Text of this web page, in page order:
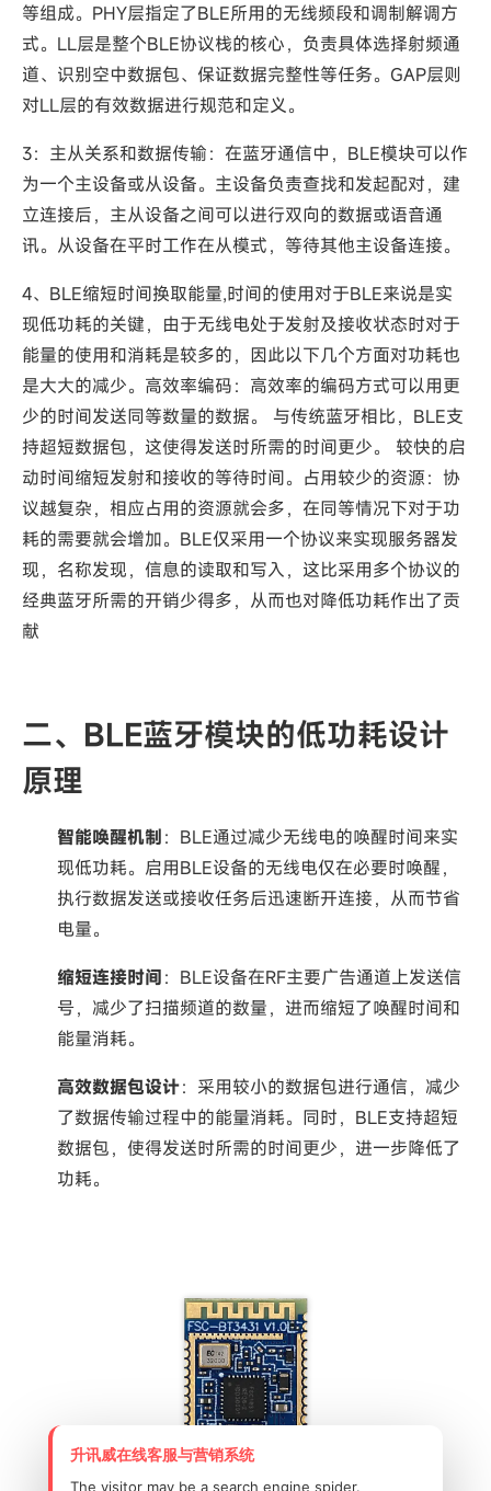
等组成。‌PHY层指定了BLE所用的无线频段和调制解调方
式。‌LL层是整个BLE协议栈的核心，‌负责具体选择射频通
道、‌识别空中数据包、‌保证数据完整性等任务。‌GAP层则
对LL层的有效数据进行规范和定义。‌
3：主从关系和数据传输：‌在蓝牙通信中，‌BLE模块可以作
为一个主设备或从设备。‌主设备负责查找和发起配对，‌建
立连接后，‌主从设备之间可以进行双向的数据或语音通
讯。‌从设备在平时工作在从模式，‌等待其他主设备连接。
4、BLE缩短时间换取能量,时间的使用对于BLE来说是实
现低功耗的关键，由于无线电处于发射及接收状态时对于
能量的使用和消耗是较多的，因此以下几个方面对功耗也
是大大的减少。高效率编码：高效率的编码方式可以用更
少的时间发送同等数量的数据。 与传统蓝牙相比，BLE支
持超短数据包，这使得发送时所需的时间更少。 较快的启
动时间缩短发射和接收的等待时间。占用较少的资源：协
议越复杂，相应占用的资源就会多，在同等情况下对于功
耗的需要就会增加。BLE仅采用一个协议来实现服务器发
现，名称发现，信息的读取和写入，这比采用多个协议的
经典蓝牙所需的开销少得多，从而也对降低功耗作出了贡
献‌
二、BLE蓝牙模块的低功耗设计
原理
智能唤醒机制：BLE通过减少无线电的唤醒时间来实
现低功耗。启用BLE设备的无线电仅在必要时唤醒，
执行数据发送或接收任务后迅速断开连接，从而节省
电量。
缩短连接时间：BLE设备在RF主要广告通道上发送信
号，减少了扫描频道的数量，进而缩短了唤醒时间和
能量消耗。
高效数据包设计：采用较小的数据包进行通信，减少
了数据传输过程中的能量消耗。同时，BLE支持超短
数据包，使得发送时所需的时间更少，进一步降低了
功耗。
升讯威在线客服与营销系统
The visitor may be a search engine spider.